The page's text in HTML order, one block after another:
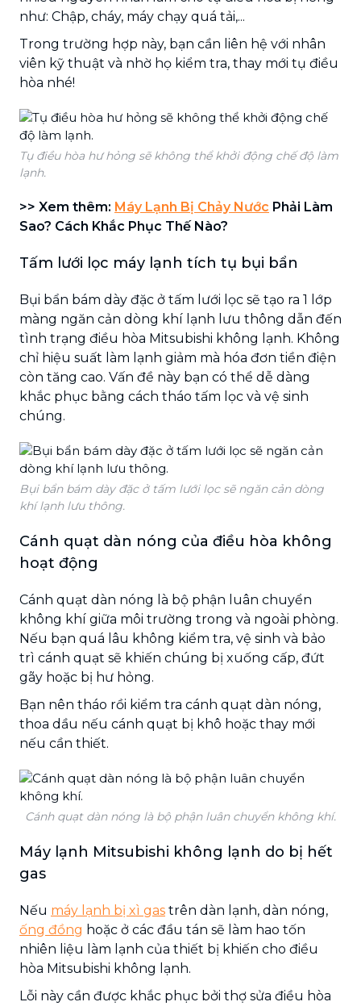
như: Chập, cháy, máy chạy quá tải,...
Trong trường hợp này, bạn cần liên hệ với nhân
viên kỹ thuật và nhờ họ kiểm tra, thay mới tụ điều
hòa nhé!
Tụ điều hòa hư hỏng sẽ không thể khởi động chế độ làm
lạnh.
>> Xem thêm: Máy Lạnh Bị Chảy Nước Phải Làm
Sao? Cách Khắc Phục Thế Nào?
Tấm lưới lọc máy lạnh tích tụ bụi bẩn
Bụi bẩn bám dày đặc ở tấm lưới lọc sẽ tạo ra 1 lớp
màng ngăn cản dòng khí lạnh lưu thông dẫn đến
tình trạng điều hòa Mitsubishi không lạnh. Không
chỉ hiệu suất làm lạnh giảm mà hóa đơn tiền điện
còn tăng cao. Vấn đề này bạn có thể dễ dàng
khắc phục bằng cách tháo tấm lọc và vệ sinh
chúng.
Bụi bẩn bám dày đặc ở tấm lưới lọc sẽ ngăn cản dòng
khí lạnh lưu thông.
Cánh quạt dàn nóng của điều hòa không
hoạt động
Cánh quạt dàn nóng là bộ phận luân chuyển
không khí giữa môi trường trong và ngoài phòng.
Nếu bạn quá lâu không kiểm tra, vệ sinh và bảo
trì cánh quạt sẽ khiến chúng bị xuống cấp, đứt
gãy hoặc bị hư hỏng.
Bạn nên tháo rồi kiểm tra cánh quạt dàn nóng,
thoa dầu nếu cánh quạt bị khô hoặc thay mới
nếu cần thiết.
Cánh quạt dàn nóng là bộ phận luân chuyển không khí.
Máy lạnh Mitsubishi không lạnh do bị hết
gas
Nếu máy lạnh bị xì gas trên dàn lạnh, dàn nóng,
ống đồng hoặc ở các đầu tán sẽ làm hao tốn
nhiên liệu làm lạnh của thiết bị khiến cho điều
hòa Mitsubishi không lạnh.
Lỗi này cần được khắc phục bởi thợ sửa điều hòa